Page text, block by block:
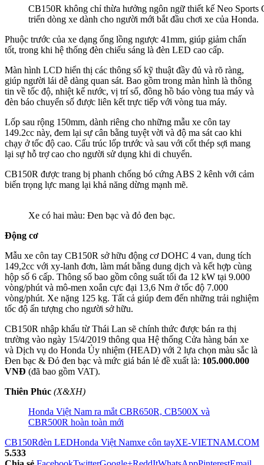
CB150R không chỉ thừa hưởng ngôn ngữ thiết kế Neo Sports
triển dòng xe dành cho người mới bắt đầu chơi xe của Honda.
Phuộc trước của xe dạng ống lồng ngược 41mm, giúp giảm chấn
tốt, trong khi hệ thống đèn chiếu sáng là đèn LED cao cấp.
Màn hình LCD hiển thị các thông số kỹ thuật đầy đủ và rõ ràng,
giúp người lái dễ dàng quan sát. Bao gồm trong màn hình là thông
tin về tốc độ, nhiệt kế nước, vị trí số, đồng hồ báo vòng tua máy và
đèn báo chuyển số được liên kết trực tiếp với vòng tua máy.
Lốp sau rộng 150mm, dành riêng cho những mẫu xe côn tay
149.2cc này, đem lại sự cân bằng tuyệt vời và độ ma sát cao khi
chạy ở tốc độ cao. Cấu trúc lốp trước và sau với cốt thép sợi mang
lại sự hỗ trợ cao cho người sử dụng khi di chuyển.
CB150R được trang bị phanh chống bó cứng ABS 2 kênh với cảm
biến trọng lực mang lại khả năng dừng mạnh mẽ.
Xe có hai màu: Đen bạc và đỏ đen bạc.
Động cơ
Mẫu xe côn tay CB150R sở hữu động cơ DOHC 4 van, dung tích
149,2cc với xy-lanh đơn, làm mát bằng dung dịch và kết hợp cùng
hộp số 6 cấp. Thông số bao gồm công suất tối đa 12 kW tại 9.000
vòng/phút và mô-men xoắn cực đại 13,6 Nm ở tốc độ 7.000
vòng/phút. Xe nặng 125 kg. Tất cả giúp đem đến những trải nghiệm
tốc độ ấn tượng cho người sở hữu.
CB150R nhập khẩu từ Thái Lan sẽ chính thức được bán ra thị
trường vào ngày 15/4/2019 thông qua Hệ thống Cửa hàng bán xe
và Dịch vụ do Honda Ủy nhiệm (HEAD) với 2 lựa chọn màu sắc là
Đen bạc & Đỏ đen bạc và mức giá bán lẻ đề xuất là: 105.000.000
VNĐ (đã bao gồm VAT).
Thiên Phúc (X&XH)
Honda Việt Nam ra mắt CBR650R, CB500X và
CBR500R hoàn toàn mới
CB150Rđèn LEDHonda Việt Namxe côn tayXE-VIETNAM.COM
5.533